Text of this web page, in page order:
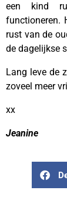
een kind
functioneren.
rust van de
de dagelijkse
Lang leve de
zoveel meer
xx
Jeanine